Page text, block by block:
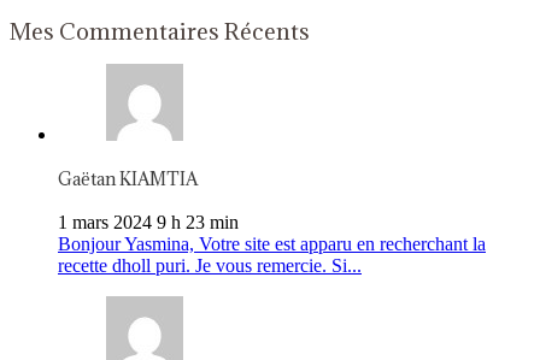
Mes Commentaires Récents
Gaëtan KIAMTIA
1 mars 2024 9 h 23 min
Bonjour Yasmina, Votre site est apparu en recherchant la
recette dholl puri. Je vous remercie. Si...